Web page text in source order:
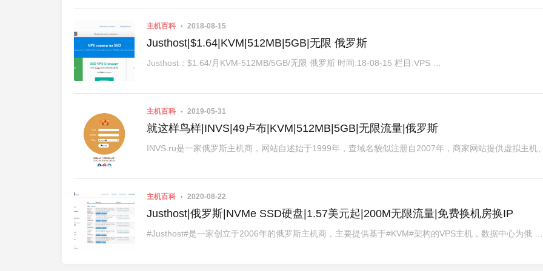
主机百科 2018-08-15
Justhost|$1.64|KVM|512MB|5GB|无限 俄罗斯
Justhost：$1.64/月KVM-512MB/5GB/无限 俄罗斯 时间:18-08-15 栏目:VPS …
主机百科 2019-05-31
就这样鸟样|INVS|49卢布|KVM|512MB|5GB|无限流量|俄罗斯
INVS.ru是一家俄罗斯主机商，网站自述始于1999年，查域名貌似注册自2007年，商家网站提供虚拟主机
主机百科 2020-08-22
Justhost|俄罗斯|NVMe SSD硬盘|1.57美元起|200M无限流量|免费换机房换IP
#Justhost#是一家创立于2006年的俄罗斯主机商，主要提供基于#KVM#架构的VPS主机，数据中心为俄 …